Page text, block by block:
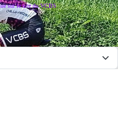
sur le site du VCBS